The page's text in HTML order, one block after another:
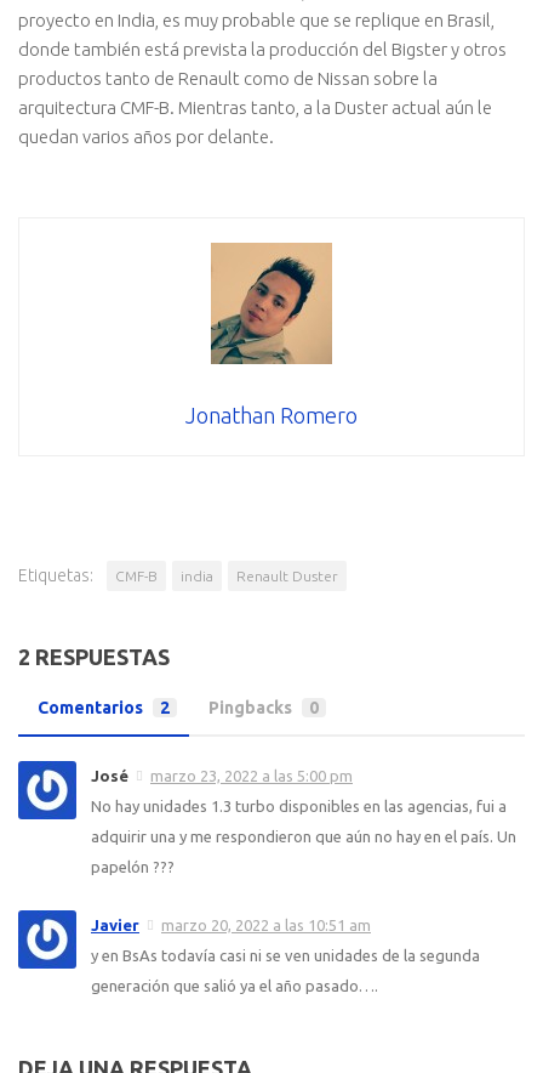
proyecto en India, es muy probable que se replique en Brasil,
donde también está prevista la producción del Bigster y otros
productos tanto de Renault como de Nissan sobre la
arquitectura CMF-B. Mientras tanto, a la Duster actual aún le
quedan varios años por delante.
Jonathan Romero
Etiquetas: CMF-B india Renault Duster
2 RESPUESTAS
Comentarios 2 Pingbacks 0
José
marzo 23, 2022 a las 5:00 pm
No hay unidades 1.3 turbo disponibles en las agencias, fui a
adquirir una y me respondieron que aún no hay en el país. Un
papelón ???
Javier
marzo 20, 2022 a las 10:51 am
y en BsAs todavía casi ni se ven unidades de la segunda
generación que salió ya el año pasado….
DEJA UNA RESPUESTA